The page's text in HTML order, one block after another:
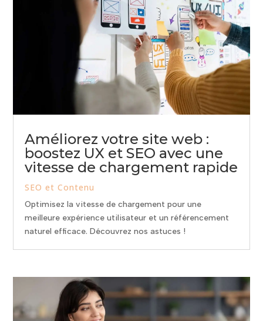
Améliorez votre site web :
boostez UX et SEO avec une
vitesse de chargement rapide
SEO et Contenu
Optimisez la vitesse de chargement pour une
meilleure expérience utilisateur et un référencement
naturel efficace. Découvrez nos astuces !